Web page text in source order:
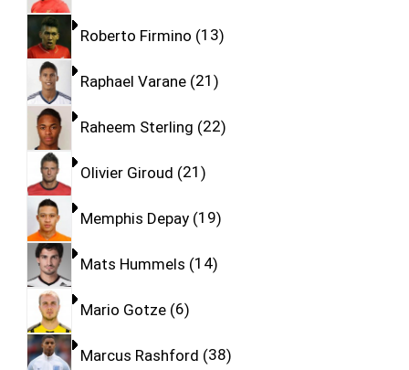
Roberto Firmino 13
Raphael Varane 21
Raheem Sterling 22
Olivier Giroud 21
Memphis Depay 19
Mats Hummels 14
Mario Gotze 6
Marcus Rashford 38